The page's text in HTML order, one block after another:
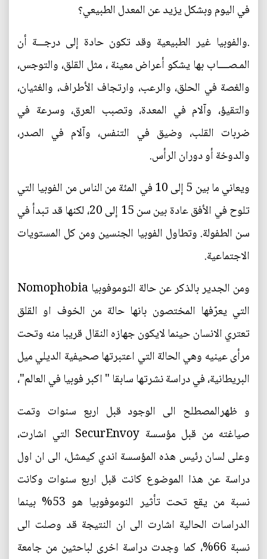
في اليوم وبشكل يزيد عن المعدل الطبيعي؟
.والفوبيا غير الطبيعية وقد تكون حادة إلى درجـــة أن
المـصــــاب بها يشكو أعراض معينة ، مثل القلق، والتوجس،
والغصة في الحلق، والرعب، وارتجاف الأطراف، والغثيان،
والتقيؤ، وآلام في المعدة، وتصبب العرق، وسرعة في
ضربات القلب، وضيق في التنفس، وآلام في الصدر،
والدوخة أو دوران الرأس.
ويعاني ما بين 5 إلى 10 في المئة من الناس من الفوبيا التي
تلوح في الأفق عادة بين سن 15 إلى 20، لكنها قد تبدأ في
سن الطفولة. وتطاول الفوبيا الجنسين ومن كل المستويات
الاجتماعية.
ومن الجدير بالذكر عن حالة النوموفوبيا Nomophobia
التي يعرّفها المختصون بانها حالة من الخوف او القلق
تعتري الانسان حينما لايكون جهازه النقال قريبا منه وتحت
مرأى عينيه وهي الحالة التي اعتبرتها صحيفية الديلي ميل
البريطانية، في دراسة نشرتها سابقا " اكبر فوبيا في العالم"،
و ظهرالمصطلح الى الوجود قبل اربع سنوات وتمت
صياغته من قبل مؤسسة SecurEnvoy التي اشارت،
وعلى لسان رئيس هذه المؤسسة اندي كيمشل، الى ان اول
دراسة عن هذا الموضوع كانت قبل اربع سنوات وكانت
نسبة من يقع تحت تأثير النوموفوبيا هو 53% بينما
الدراسات الحالية اشارت الى ان النتيجة قد وصلت الى
نسبة 66%، كما وجدت دراسة اخرى لباحثين من جامعة